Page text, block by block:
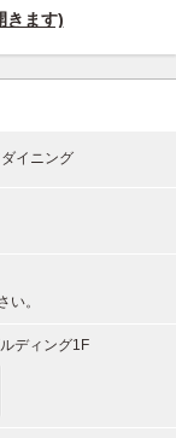
きます)
イニング
い。
ディング1F